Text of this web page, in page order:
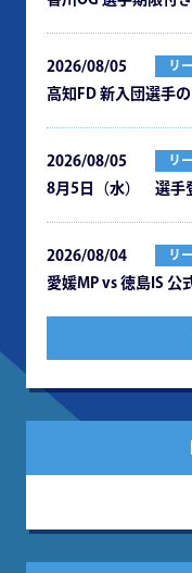
2026/08/05 リ
⾼知FD 新⼊団選⼿
2026/08/05 リ
8月5日（水） 選手
2026/08/04 リ
愛媛MP vs 徳島IS 公